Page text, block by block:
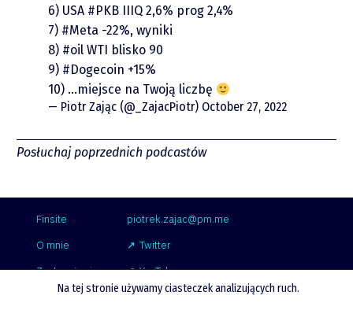
Twitter
YouTube
6) USA #PKB IIIQ 2,6% prog 2,4%
7) #Meta -22%, wyniki
8) #oil WTI blisko 90
9) #Dogecoin +15%
10) …miejsce na Twoją liczbę
— Piotr Zając (@_ZajacPiotr) October 27, 2022
Posłuchaj poprzednich podcastów
Finsite
O mnie
Zastrzeżenie
Współpraca
piotrek.zajac@pm.me
Twitter
YouTube
LinkedIn
Na tej stronie używamy ciasteczek analizujących ruch.